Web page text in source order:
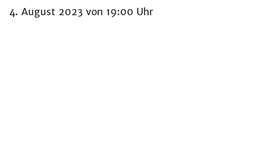
4. August 2023 von 19:00 Uhr